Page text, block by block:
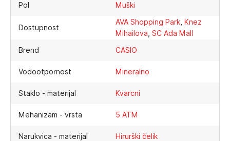
Pol Muški
Dostupnost
AVA Shopping Park, Knez
Mihailova, SC Ada Mall
Brend CASIO
Vodootpornost Mineralno
Staklo - materijal Kvarcni
Mehanizam - vrsta 5 ATM
Narukvica - materijal Hirurški čelik